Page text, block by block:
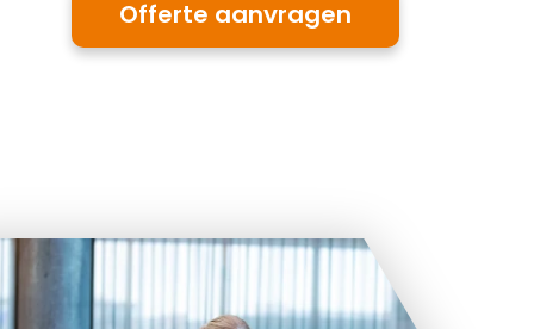
Offerte aanvragen